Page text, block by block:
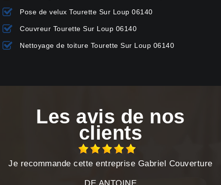
Pose de velux Tourette Sur Loup 06140
Couvreur Tourette Sur Loup 06140
Nettoyage de toiture Tourette Sur Loup 06140
Les avis de nos
clients
Je recommande cette entreprise Gabriel Couverture